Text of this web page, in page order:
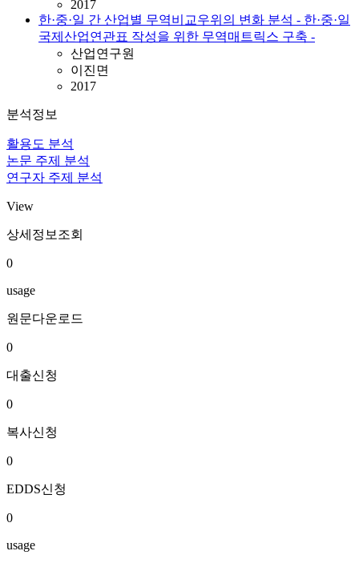
2017
한·중·일 간 산업별 무역비교우위의 변화 분석 - 한·중·일
국제산업연관표 작성을 위한 무역매트릭스 구축 -
산업연구원
이진면
2017
분석정보
활용도 분석
논문 주제 분석
연구자 주제 분석
View
상세정보조회
0
usage
원문다운로드
0
대출신청
0
복사신청
0
EDDS신청
0
usage